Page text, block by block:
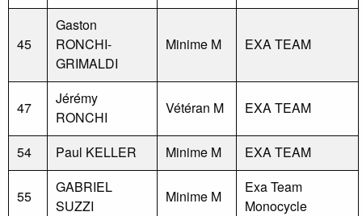
45
Gaston
RONCHI-
GRIMALDI
Minime M EXA TEAM
47
Jérémy
RONCHI
Vétéran M EXA TEAM
54 Paul KELLER Minime M EXA TEAM
55
GABRIEL
SUZZI
Minime M
Exa Team
Monocycle